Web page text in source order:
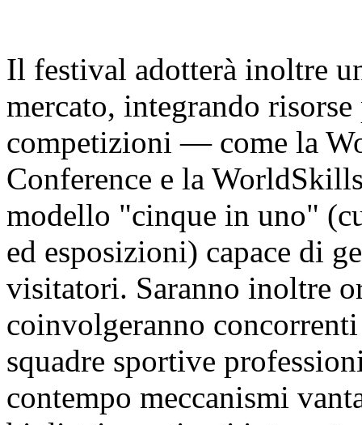
Il festival adotterà inoltre
mercato, integrando
competizioni — come la
Conference e la
modello "cinque in uno"
ed esposizioni) capace di
visitatori. Saranno inoltre
coinvolgeranno
squadre sportive
contempo meccanismi